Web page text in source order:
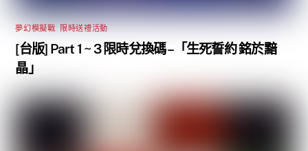
夢幻模擬戰 限時送禮活動
[台版] Part 1 ~ 3 限時兌換碼 –「生死誓約 銘於黯
晶」